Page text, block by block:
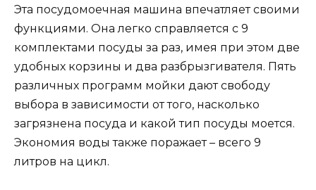
Эта посудомоечная машина впечатляет своими
функциями. Она легко справляется с 9
комплектами посуды за раз, имея при этом две
удобных корзины и два разбрызгивателя. Пять
различных программ мойки дают свободу
выбора в зависимости от того, насколько
загрязнена посуда и какой тип посуды моется.
Экономия воды также поражает – всего 9
литров на цикл.